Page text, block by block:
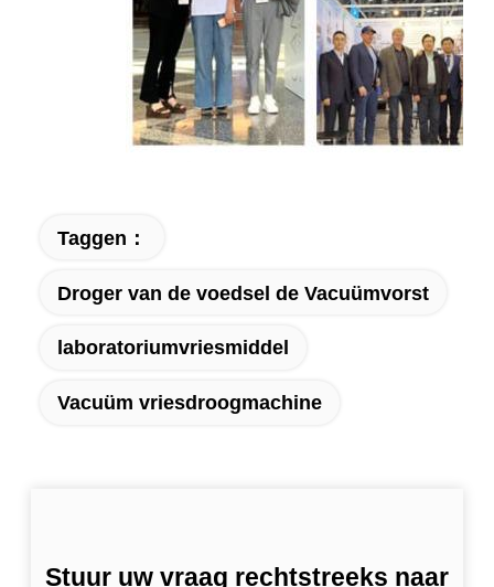
Taggen：
Droger van de voedsel de Vacuümvorst
laboratoriumvriesmiddel
Vacuüm vriesdroogmachine
Stuur uw vraag rechtstreeks naar